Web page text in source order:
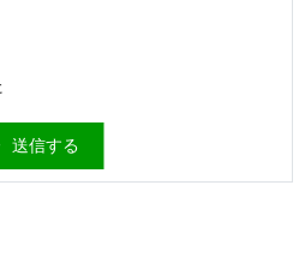
送信する